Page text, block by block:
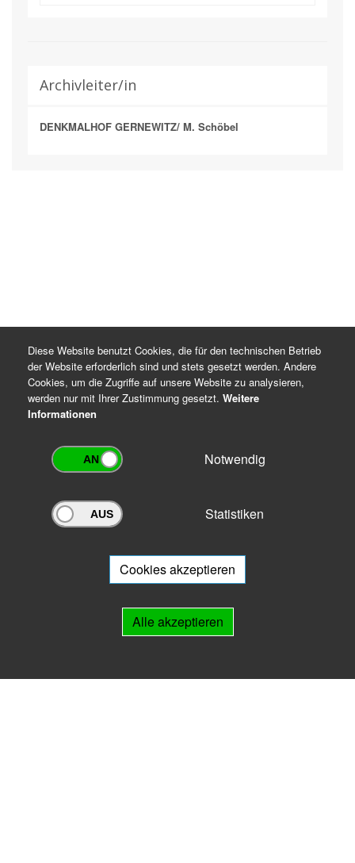
Archivleiter/in
DENKMALHOF GERNEWITZ/ M. Schöbel
Archivportal Thüringen
Ihnen beratend zur Seite.
Diese Website benutzt Cookies, die für den technischen Betrieb
der Website erforderlich sind und stets gesetzt werden. Andere
Cookies, um die Zugriffe auf unsere Website zu analysieren,
werden nur mit Ihrer Zustimmung gesetzt. Weitere
Informationen
Notwendig
Statistiken
Cookies akzeptieren
Alle akzeptieren